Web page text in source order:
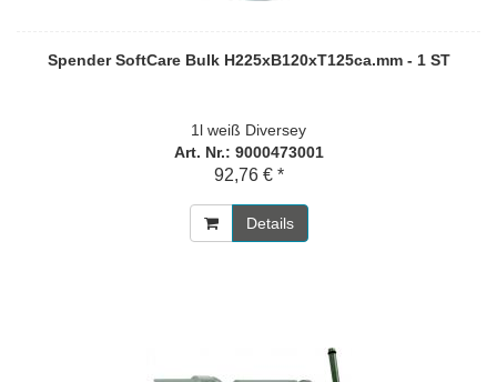
Spender SoftCare Bulk H225xB120xT125ca.mm - 1 ST
1l weiß Diversey
Art. Nr.: 9000473001
92,76 € *
Details